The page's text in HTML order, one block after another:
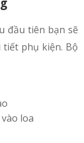
đầu tiên bạn sẽ
phụ kiện. Bộ
loa